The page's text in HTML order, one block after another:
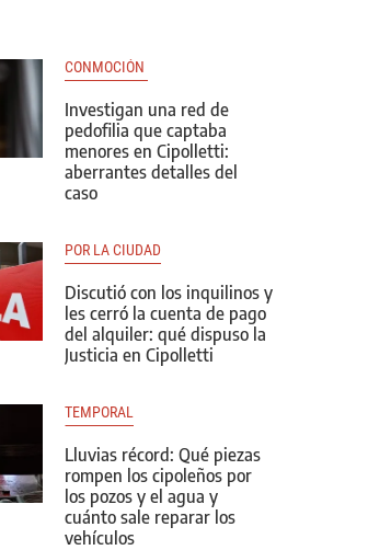
CONMOCIÓN
Investigan una red de
pedofilia que captaba
menores en Cipolletti:
aberrantes detalles del
caso
POR LA CIUDAD
Discutió con los inquilinos y
les cerró la cuenta de pago
del alquiler: qué dispuso la
Justicia en Cipolletti
TEMPORAL
Lluvias récord: Qué piezas
rompen los cipoleños por
los pozos y el agua y
cuánto sale reparar los
vehículos